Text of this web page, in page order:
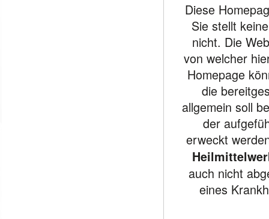
Diese
Sie stellt
nicht. Die
von welcher
Homepage
die
allgemein soll
der
erweckt
auch nicht
eines